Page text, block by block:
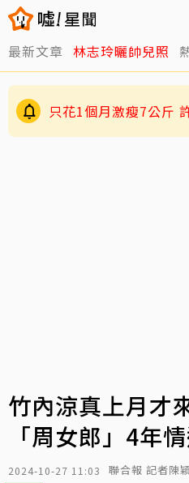
最新文章 林志玲曬帥兒照
只花1個月激瘦7公斤
竹內涼真上月才
「周女郎」4年
2024-10-27 11:03 聯合報 記者陳